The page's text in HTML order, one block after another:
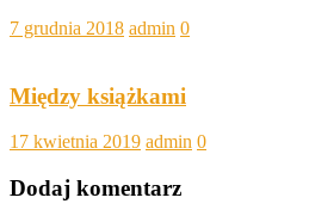
7 grudnia 2018 admin 0
Między książkami
17 kwietnia 2019 admin 0
Dodaj komentarz